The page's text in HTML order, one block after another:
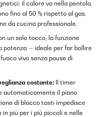
il calore va nella pentola,
fino al 50 % rispetto al gas,
da cucina professionale.
un solo tocco, la funzione
potenza — ideale per far bollire
vivo senza pause di
costante: Il timer
automaticamente il piano
di blocco tasti impedisce
più per i più piccoli e nelle